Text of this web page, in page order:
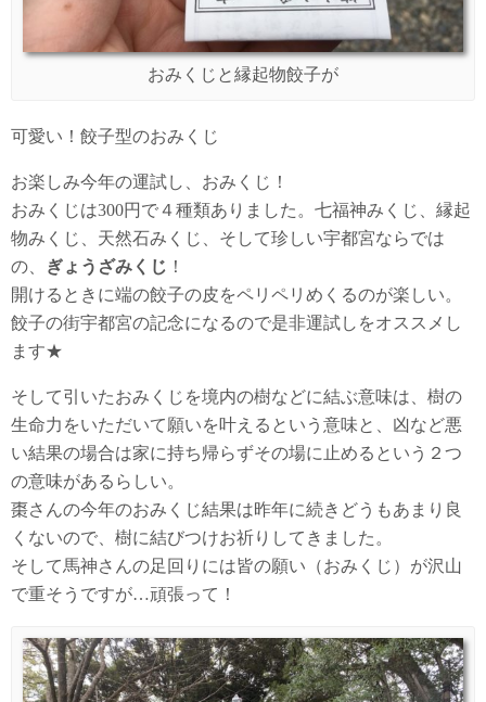
おみくじと縁起物餃子が
可愛い！餃子型のおみくじ
お楽しみ今年の運試し、おみくじ！
おみくじは300円で４種類ありました。七福神みくじ、縁起
物みくじ、天然石みくじ、そして珍しい宇都宮ならでは
の、
ぎょうざみくじ ！
開けるときに端の餃子の皮をペリペリめくるのが楽しい。
餃子の街宇都宮の記念になるので是非運試しをオススメし
ます★
そして引いたおみくじを境内の樹などに結ぶ意味は、樹の
生命力をいただいて願いを叶えるという意味と、凶など悪
い結果の場合は家に持ち帰らずその場に止めるという２つ
の意味があるらしい。
棗さんの今年のおみくじ結果は昨年に続きどうもあまり良
くないので、樹に結びつけお祈りしてきました。
そして馬神さんの足回りには皆の願い（おみくじ）が沢山
で重そうですが…頑張って！